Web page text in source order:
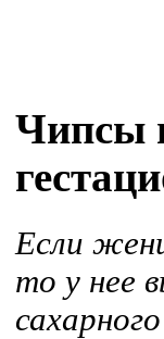
Чипсы
Если
то у нее